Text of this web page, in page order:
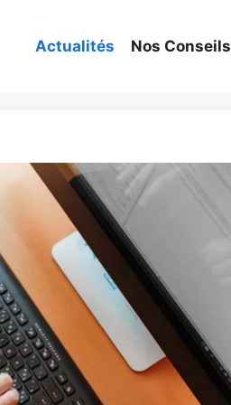
Actualités Nos Conseils